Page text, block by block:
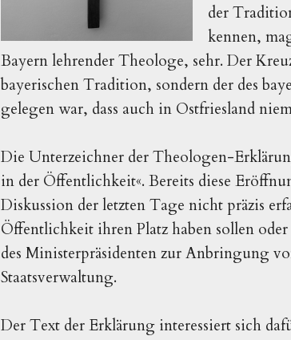
der
kennen,
Bayern lehrender Theologe, sehr. Der
bayerischen Tradition, sondern der des
gelegen war, dass auch in Ostfriesland
Die Unterzeichner der Theologen-
in der Öffentlichkeit«. Bereits diese
Diskussion der letzten Tage nicht präzis
Öffentlichkeit ihren Platz haben sollen
des Ministerpräsidenten zur Anbringung
Staatsverwaltung.
Der Text der Erklärung interessiert sich